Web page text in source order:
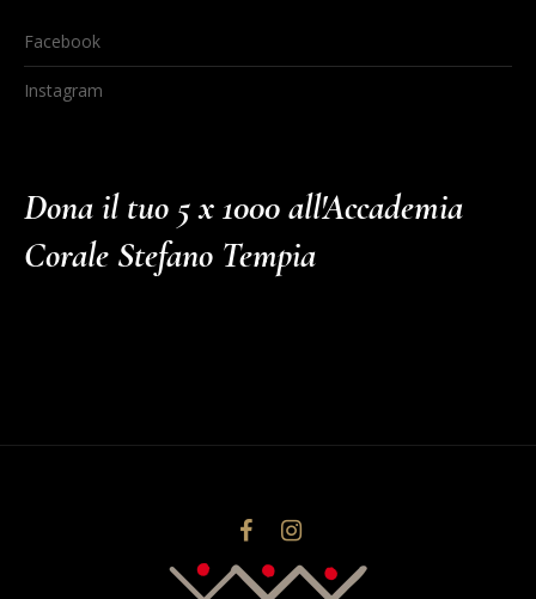
Facebook
Instagram
Dona il tuo 5 x 1000 all'Accademia
Corale Stefano Tempia